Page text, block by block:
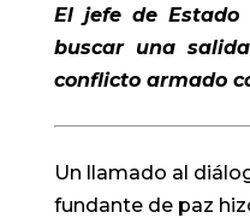
El jefe de
buscar una
conflicto armado
Un llamado al
fundante de paz